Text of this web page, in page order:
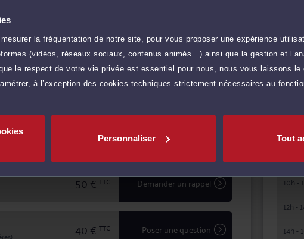
la fréquentation de notre site, pour vous proposer une expérience
(vidéos, réseaux sociaux, contenus animés…) ainsi que la gestion et
le respect de votre vie privée est essentiel pour nous, nous vous laissons le
à l’exception des cookies techniques strictement nécessaires au
Personnaliser Tout
à l'écoute et au dialogue, et vous aide à faire
plus
40 € TTC Prendre RDV
50 €TTC Prendre RDV
50 €TTC Demander un rappel
40 € TTC Poser une question
08h -
10h -
12h -
14h -